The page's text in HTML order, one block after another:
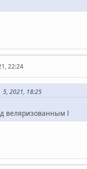
22:24
2021, 18:25
веляризованным l